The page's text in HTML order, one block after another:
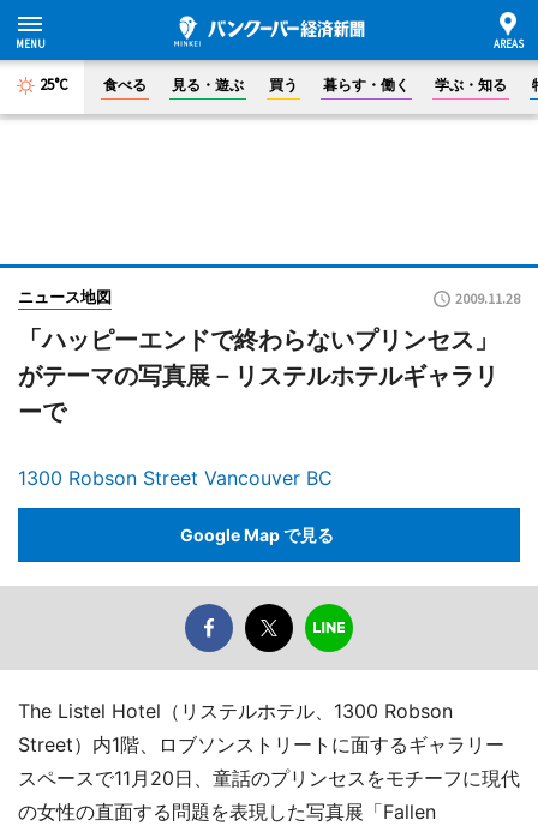
25°C 食べる 見る・遊ぶ 買う 暮らす・働く 学ぶ・知る
ニュース地図 2009.11.28
「ハッピーエンドで終わらないプリンセス」
がテーマの写真展－リステルホテルギャラリ
ーで
1300 Robson Street Vancouver BC
Google Map で見る
The Listel Hotel（リステルホテル、1300 Robson
Street）内1階、ロブソンストリートに面するギャラリー
スペースで11月20日、童話のプリンセスをモチーフに現代
の女性の直面する問題を表現した写真展「Fallen